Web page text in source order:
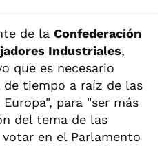
de la Confederación
Industriales,
que es necesario
de tiempo a raíz de las
para "ser más
del tema de las
votar en el Parlamento